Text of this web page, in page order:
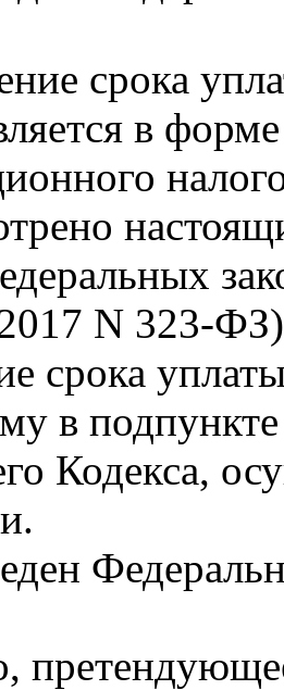
срока
в
N 323-ФЗ)
срока
в
Кодекса,